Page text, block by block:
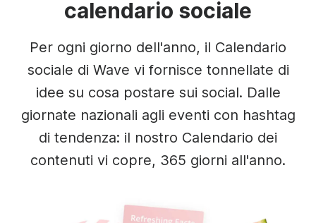
calendario sociale
Per ogni giorno dell'anno, il Calendario
sociale di Wave vi fornisce tonnellate di
idee su cosa postare sui social. Dalle
giornate nazionali agli eventi con hashtag
di tendenza: il nostro Calendario dei
contenuti vi copre, 365 giorni all'anno.